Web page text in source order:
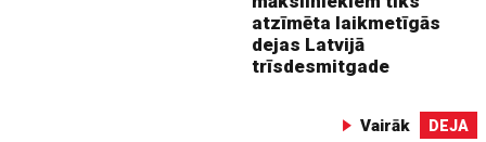
atzīmēta laikmetīgās
dejas Latvijā
trīsdesmitgade
Vairāk DEJA